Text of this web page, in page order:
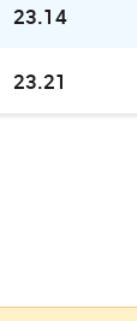
23.14
23.21